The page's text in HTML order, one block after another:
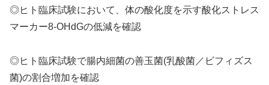
◎ヒト臨床試験において、体の酸化度を示す酸化ストレス
マーカー8-OHdGの低減を確認
◎ヒト臨床試験で腸内細菌の善玉菌(乳酸菌／ビフィズス
菌)の割合増加を確認